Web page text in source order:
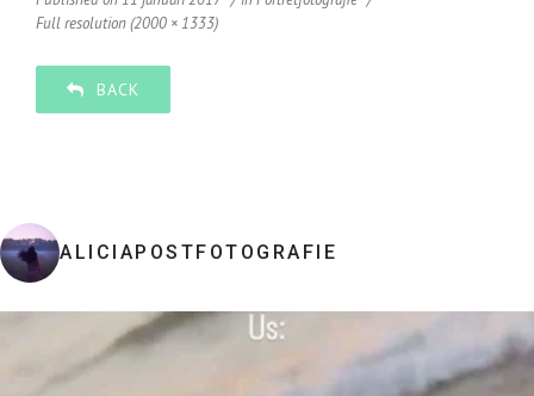
Full resolution (2000 × 1333)
BACK
ALICIAPOSTFOTOGRAFIE